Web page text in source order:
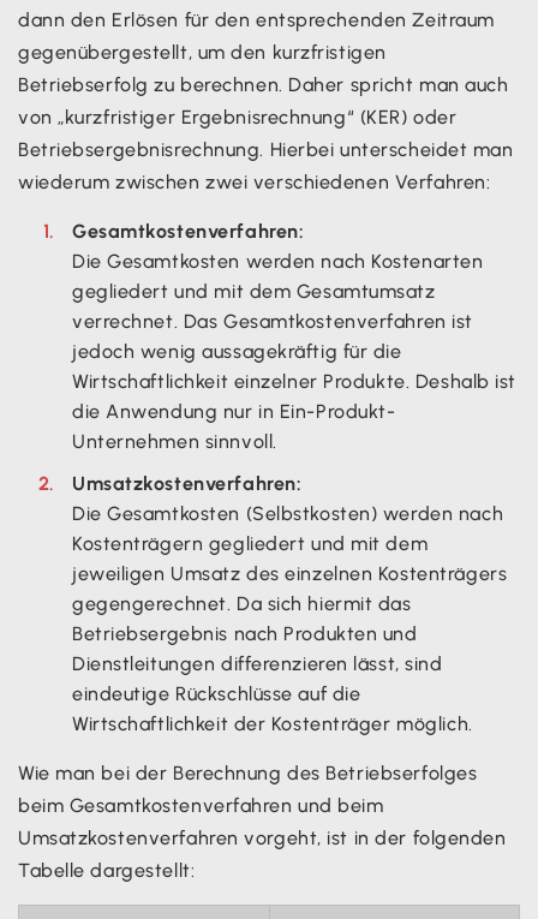
dann den Erlösen für den entsprechenden Zeitraum
gegenübergestellt, um den kurzfristigen
Betriebserfolg zu berechnen. Daher spricht man auch
von „kurzfristiger Ergebnisrechnung“ (KER) oder
Betriebsergebnisrechnung. Hierbei unterscheidet man
wiederum zwischen zwei verschiedenen Verfahren:
Gesamtkostenverfahren:
Die Gesamtkosten werden nach Kostenarten
gegliedert und mit dem Gesamtumsatz
verrechnet. Das Gesamtkostenverfahren ist
jedoch wenig aussagekräftig für die
Wirtschaftlichkeit einzelner Produkte. Deshalb ist
die Anwendung nur in Ein-Produkt-
Unternehmen sinnvoll.
Umsatzkostenverfahren:
Die Gesamtkosten (Selbstkosten) werden nach
Kostenträgern gegliedert und mit dem
jeweiligen Umsatz des einzelnen Kostenträgers
gegengerechnet. Da sich hiermit das
Betriebsergebnis nach Produkten und
Dienstleitungen differenzieren lässt, sind
eindeutige Rückschlüsse auf die
Wirtschaftlichkeit der Kostenträger möglich.
Wie man bei der Berechnung des Betriebserfolges
beim Gesamtkostenverfahren und beim
Umsatzkostenverfahren vorgeht, ist in der folgenden
Tabelle dargestellt: